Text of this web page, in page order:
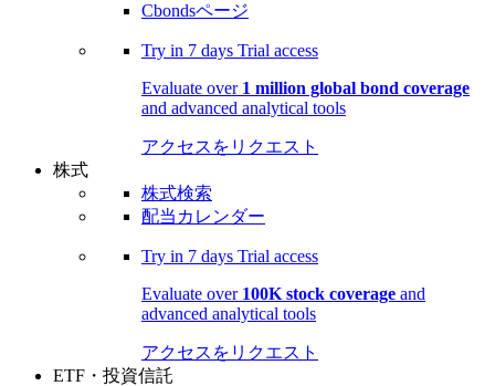
Cbondsページ
Try in 7 days Trial access
Evaluate over 1 million global bond coverage
and advanced analytical tools
アクセスをリクエスト
株式
株式検索
配当カレンダー
Try in 7 days Trial access
Evaluate over 100K stock coverage and
advanced analytical tools
アクセスをリクエスト
ETF・投資信託